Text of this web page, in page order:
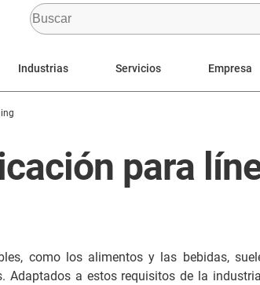
Industrias Servicios Empresa
para
como los alimentos y las bebidas,
Adaptados a estos requisitos de la